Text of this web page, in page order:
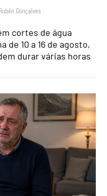
Rubén Gonçalves
cortes de água
de 10 a 16 de agosto,
durar várias horas